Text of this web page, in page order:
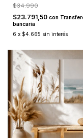
$34.990
$23.791,50 con
bancaria
6 x $4.665 sin interés